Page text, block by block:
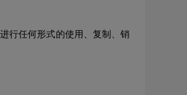
行任何形式的使用、复制、销